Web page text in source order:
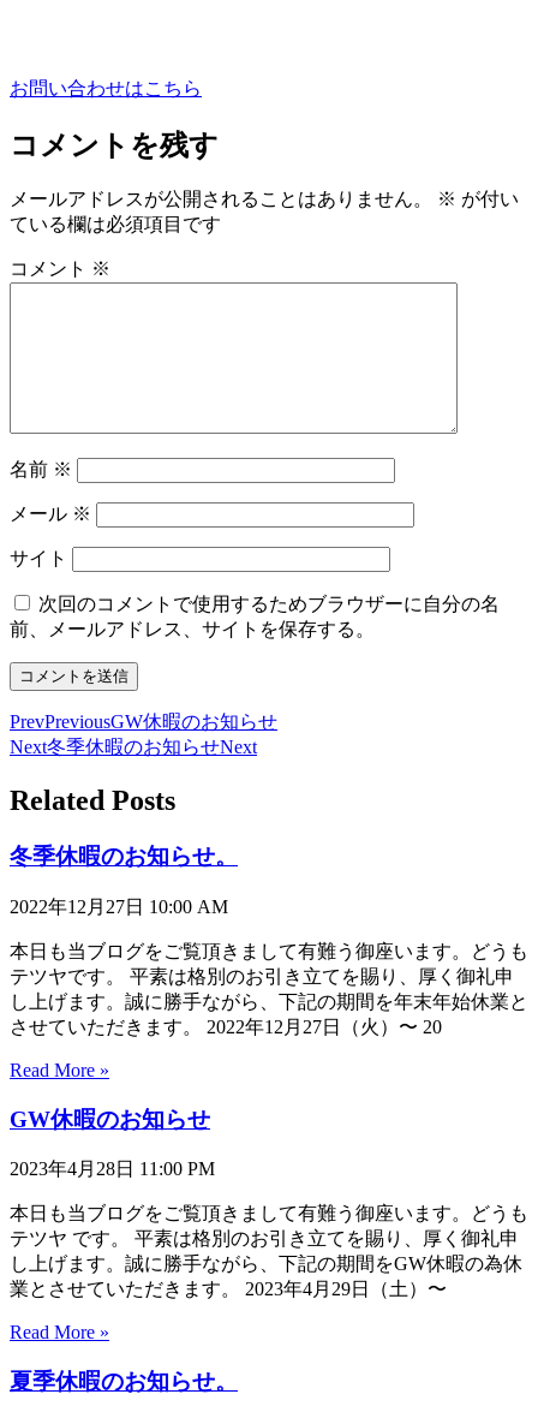
お問い合わせはこちら
コメントを残す
メールアドレスが公開されることはありません。 ※ が付い
ている欄は必須項目です
コメント ※
名前 ※
メール ※
サイト
次回のコメントで使用するためブラウザーに自分の名
前、メールアドレス、サイトを保存する。
PrevPreviousGW休暇のお知らせ
Next冬季休暇のお知らせNext
Related Posts
冬季休暇のお知らせ。
2022年12月27日 10:00 AM
本日も当ブログをご覧頂きまして有難う御座います。どうも
テツヤです。 平素は格別のお引き立てを賜り、厚く御礼申
し上げます。誠に勝手ながら、下記の期間を年末年始休業と
させていただきます。 2022年12月27日（火）〜 20
Read More »
GW休暇のお知らせ
2023年4月28日 11:00 PM
本日も当ブログをご覧頂きまして有難う御座います。どうも
テツヤ です。 平素は格別のお引き立てを賜り、厚く御礼申
し上げます。誠に勝手ながら、下記の期間をGW休暇の為休
業とさせていただきます。 2023年4月29日（土）〜
Read More »
夏季休暇のお知らせ。